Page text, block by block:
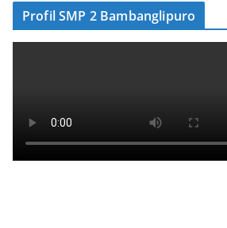
Profil SMP 2 Bambanglipuro